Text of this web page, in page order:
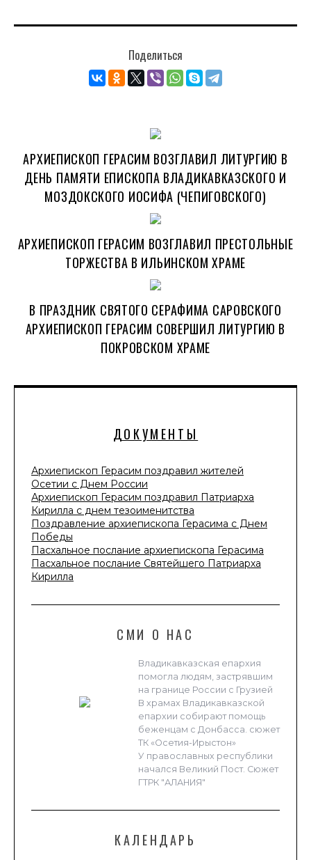
ДОКУМЕНТЫ
Архиепископ Герасим поздравил жителей
Осетии с Днем России
Архиепископ Герасим поздравил Патриарха
Кирилла с днем тезоименитства
Поздравление архиепископа Герасима с Днем
Победы
Пасхальное послание архиепископа Герасима
Пасхальное послание Святейшего Патриарха
Кирилла
СМИ О НАС
Владикавказская епархия
помогла людям, застрявшим
на границе России с Грузией
В храмах Владикавказской
епархии собирают помощь
беженцам с Донбасса. сюжет
ТК «Осетия-Ирыстон»
У православных республики
начался Великий Пост. Сюжет
ГТРК "АЛАНИЯ"
КАЛЕНДАРЬ
Поделиться
АРХИЕПИСКОП ГЕРАСИМ ВОЗГЛАВИЛ ЛИТУРГИЮ В
ДЕНЬ ПАМЯТИ ЕПИСКОПА ВЛАДИКАВКАЗСКОГО И
МОЗДОКСКОГО ИОСИФА (ЧЕПИГОВСКОГО)
АРХИЕПИСКОП ГЕРАСИМ ВОЗГЛАВИЛ ПРЕСТОЛЬНЫЕ
ТОРЖЕСТВА В ИЛЬИНСКОМ ХРАМЕ
В ПРАЗДНИК СВЯТОГО СЕРАФИМА САРОВСКОГО
АРХИЕПИСКОП ГЕРАСИМ СОВЕРШИЛ ЛИТУРГИЮ В
ПОКРОВСКОМ ХРАМЕ